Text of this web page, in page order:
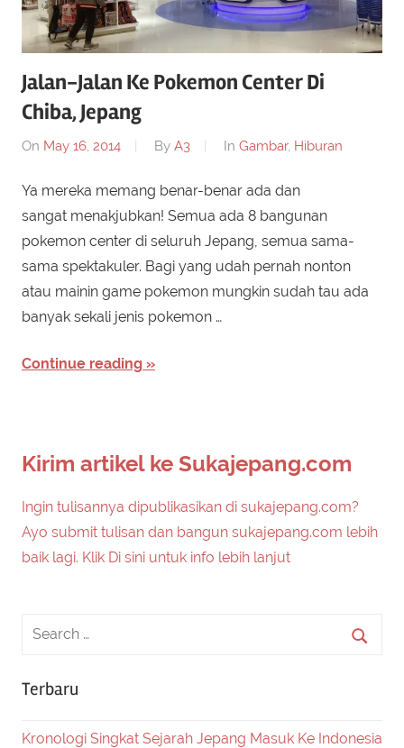
Jalan-Jalan Ke Pokemon Center Di
Chiba, Jepang
On May 16, 2014 By A3 In Gambar, Hiburan
Ya mereka memang benar-benar ada dan
sangat menakjubkan! Semua ada 8 bangunan
pokemon center di seluruh Jepang, semua sama-
sama spektakuler. Bagi yang udah pernah nonton
atau mainin game pokemon mungkin sudah tau ada
banyak sekali jenis pokemon …
Continue reading
Kirim artikel ke Sukajepang.com
Ingin tulisannya dipublikasikan di sukajepang.com?
Ayo submit tulisan dan bangun sukajepang.com lebih
baik lagi. Klik Di sini untuk info lebih lanjut
Terbaru
Kronologi Singkat Sejarah Jepang Masuk Ke Indonesia